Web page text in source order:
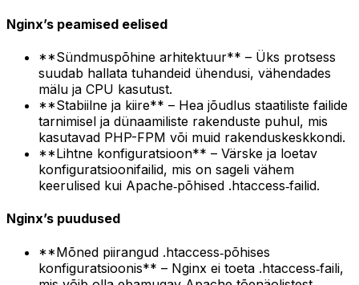
Nginx’s peamised eelised
**Sündmuspõhine arhitektuur** – Üks protsess
suudab hallata tuhandeid ühendusi, vähendades
mälu ja CPU kasutust.
**Stabiilne ja kiire** – Hea jõudlus staatiliste failide
tarnimisel ja dünaamiliste rakenduste puhul, mis
kasutavad PHP-FPM või muid rakenduskeskkondi.
**Lihtne konfiguratsioon** – Värske ja loetav
konfiguratsioonifailid, mis on sageli vähem
keerulised kui Apache‑põhised .htaccess‑failid.
Nginx’s puudused
**Mõned piirangud .htaccess‑põhises
konfiguratsioonis** – Nginx ei toeta .htaccess‑faili,